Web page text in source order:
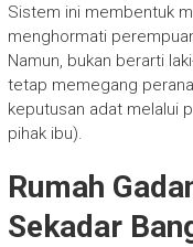
Sistem ini membentuk
menghormati
Namun, bukan berarti
tetap memegang
keputusan adat melalui
pihak ibu).
Rumah
Sekadar